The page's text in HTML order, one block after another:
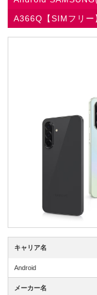
A366Q【SIMフリー
キャリア名
Android
メーカー名